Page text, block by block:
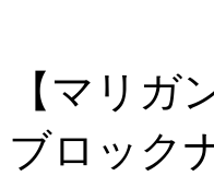
【マリガ
ブロック